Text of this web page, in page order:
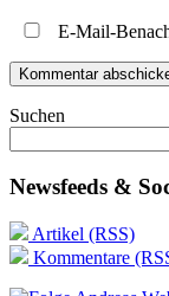
E-Mail-
Suchen
Newsfeeds &
Artikel (RSS)
Kommentare